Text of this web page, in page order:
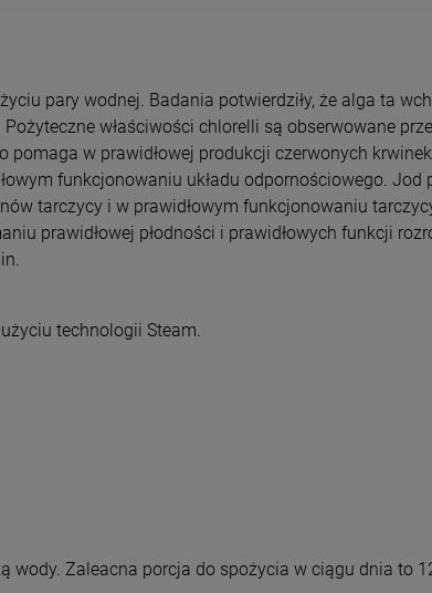
pary wodnej. Badania potwierdziły, że alga ta
właściwości chlorelli są obserwowane
w prawidłowej produkcji czerwonych
funkcjonowaniu układu odpornościowego. Jod
tarczycy i w prawidłowym funkcjonowaniu
prawidłowej płodności i prawidłowych funkcji
technologii Steam.
Zaleacna porcja do spożycia w ciągu dnia to